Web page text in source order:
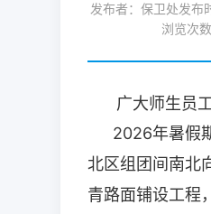
发布者：保卫处发布
浏览次数
广大师生员工
2026年暑假
北区组团间南北
青路面铺设工程